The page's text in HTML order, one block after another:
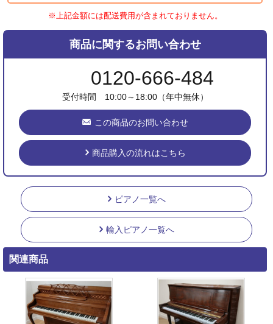
※上記金額には配送費用が含まれておりません。
商品に関するお問い合わせ
0120-666-484
受付時間 10:00～18:00（年中無休）
この商品のお問い合わせ
商品購入の流れはこちら
ピアノ一覧へ
輸入ピアノ一覧へ
関連商品